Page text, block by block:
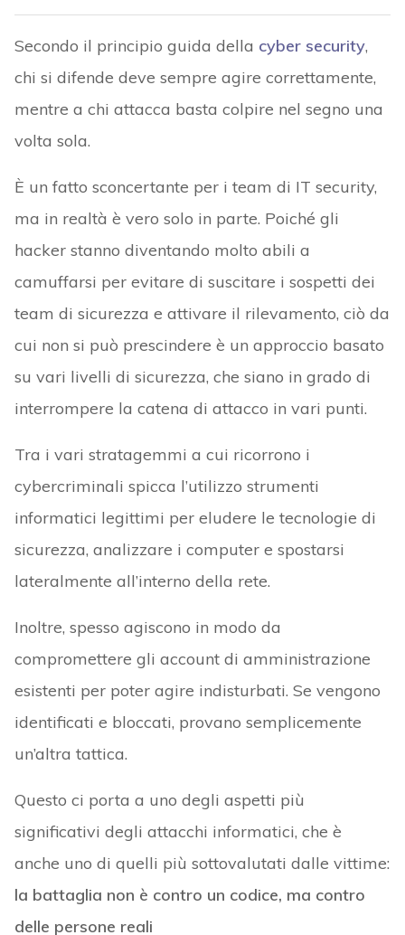
Secondo il principio guida della cyber security,
chi si difende deve sempre agire correttamente,
mentre a chi attacca basta colpire nel segno una
volta sola.
È un fatto sconcertante per i team di IT security,
ma in realtà è vero solo in parte. Poiché gli
hacker stanno diventando molto abili a
camuffarsi per evitare di suscitare i sospetti dei
team di sicurezza e attivare il rilevamento, ciò da
cui non si può prescindere è un approccio basato
su vari livelli di sicurezza, che siano in grado di
interrompere la catena di attacco in vari punti.
Tra i vari stratagemmi a cui ricorrono i
cybercriminali spicca l’utilizzo strumenti
informatici legittimi per eludere le tecnologie di
sicurezza, analizzare i computer e spostarsi
lateralmente all’interno della rete.
Inoltre, spesso agiscono in modo da
compromettere gli account di amministrazione
esistenti per poter agire indisturbati. Se vengono
identificati e bloccati, provano semplicemente
un’altra tattica.
Questo ci porta a uno degli aspetti più
significativi degli attacchi informatici, che è
anche uno di quelli più sottovalutati dalle vittime:
la battaglia non è contro un codice, ma contro
delle persone reali